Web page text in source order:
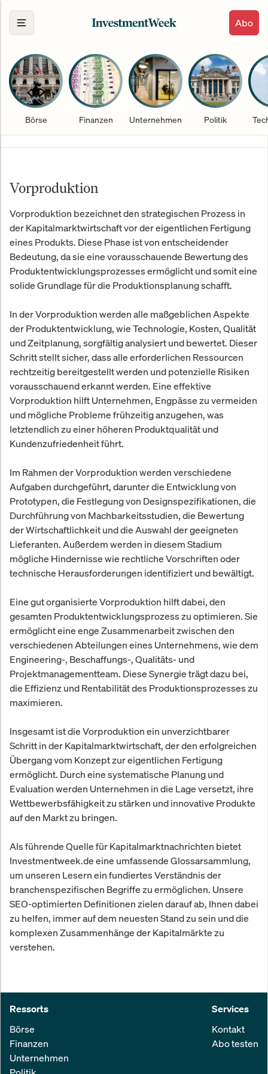
Abo
Börse Finanzen Unternehmen Politik
Vorproduktion
Vorproduktion bezeichnet den strategischen Prozess in
der Kapitalmarktwirtschaft vor der eigentlichen Fertigung
eines Produkts. Diese Phase ist von entscheidender
Bedeutung, da sie eine vorausschauende Bewertung des
Produktentwicklungsprozesses ermöglicht und somit eine
solide Grundlage für die Produktionsplanung schafft.
In der Vorproduktion werden alle maßgeblichen Aspekte
der Produktentwicklung, wie Technologie, Kosten, Qualität
und Zeitplanung, sorgfältig analysiert und bewertet. Dieser
Schritt stellt sicher, dass alle erforderlichen Ressourcen
rechtzeitig bereitgestellt werden und potenzielle Risiken
vorausschauend erkannt werden. Eine effektive
Vorproduktion hilft Unternehmen, Engpässe zu vermeiden
und mögliche Probleme frühzeitig anzugehen, was
letztendlich zu einer höheren Produktqualität und
Kundenzufriedenheit führt.
Im Rahmen der Vorproduktion werden verschiedene
Aufgaben durchgeführt, darunter die Entwicklung von
Prototypen, die Festlegung von Designspezifikationen, die
Durchführung von Machbarkeitsstudien, die Bewertung
der Wirtschaftlichkeit und die Auswahl der geeigneten
Lieferanten. Außerdem werden in diesem Stadium
mögliche Hindernisse wie rechtliche Vorschriften oder
technische Herausforderungen identifiziert und bewältigt.
Eine gut organisierte Vorproduktion hilft dabei, den
gesamten Produktentwicklungsprozess zu optimieren. Sie
ermöglicht eine enge Zusammenarbeit zwischen den
verschiedenen Abteilungen eines Unternehmens, wie dem
Engineering-, Beschaffungs-, Qualitäts- und
Projektmanagementteam. Diese Synergie trägt dazu bei,
die Effizienz und Rentabilität des Produktionsprozesses zu
maximieren.
Insgesamt ist die Vorproduktion ein unverzichtbarer
Schritt in der Kapitalmarktwirtschaft, der den erfolgreichen
Übergang vom Konzept zur eigentlichen Fertigung
ermöglicht. Durch eine systematische Planung und
Evaluation werden Unternehmen in die Lage versetzt, ihre
Wettbewerbsfähigkeit zu stärken und innovative Produkte
auf den Markt zu bringen.
Als führende Quelle für Kapitalmarktnachrichten bietet
Investmentweek.de eine umfassende Glossarsammlung,
um unseren Lesern ein fundiertes Verständnis der
branchenspezifischen Begriffe zu ermöglichen. Unsere
SEO-optimierten Definitionen zielen darauf ab, Ihnen dabei
zu helfen, immer auf dem neuesten Stand zu sein und die
komplexen Zusammenhänge der Kapitalmärkte zu
verstehen.
Ressorts
Börse
Finanzen
Unternehmen
Services
Kontakt
Abo testen